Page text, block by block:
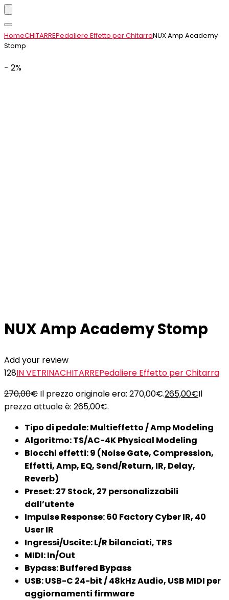
HomeCHITARREPedaliere Effetto per ChitarraNUX Amp Academy
Stomp
- 2%
NUX Amp Academy Stomp
Add your review
128IN VETRINACHITARREPedaliere Effetto per Chitarra
270,00€ Il prezzo originale era: 270,00€.265,00€Il
prezzo attuale è: 265,00€.
Tipo di pedale: Multieffetto / Amp Modeling
Algoritmo: TS/AC-4K Physical Modeling
Blocchi effetti: 9 (Noise Gate, Compression,
Effetti, Amp, EQ, Send/Return, IR, Delay,
Reverb)
Preset: 27 Stock, 27 personalizzabili
dall’utente
Impulse Response: 60 Factory Cyber IR, 40
User IR
Ingressi/Uscite: L/R bilanciati, TRS
MIDI: In/Out
Bypass: Buffered Bypass
USB: USB-C 24-bit / 48kHz Audio, USB MIDI per
aggiornamenti firmware